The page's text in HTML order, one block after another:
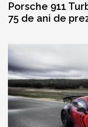
Porsche 911
75 de ani de